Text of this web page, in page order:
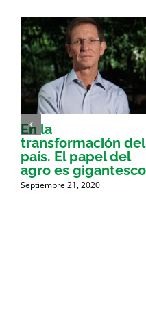
En la
transformación del
país. El papel del
agro es gigantesco
Septiembre 21, 2020